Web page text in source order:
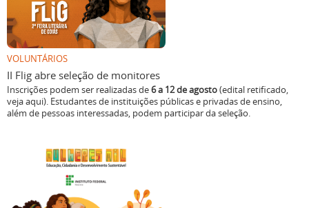
VOLUNTÁRIOS
II Flig abre seleção de monitores
Inscrições podem ser realizadas de6 a 12 de agosto(edital retificado,
veja aqui). Estudantes de instituições públicas e privadas de ensino,
além de pessoas interessadas, podem participar da seleção.